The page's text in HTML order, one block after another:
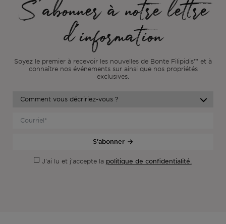
S'abonner à notre lettre
d'information
Soyez le premier à recevoir les nouvelles de Bonte Filipidis™ et à
connaître nos événements sur ainsi que nos propriétés
exclusives.
S'abonner
J'ai lu et j'accepte la politique de confidentialité.